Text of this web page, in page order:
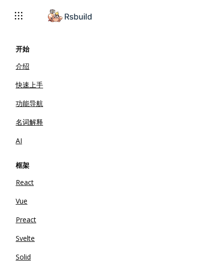
开始
介绍
快速上手
功能导航
名词解释
AI
框架
React
Vue
Preact
Svelte
Solid